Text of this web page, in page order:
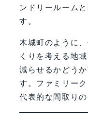
ンドリールーム
す。
木城町のように
くりを考える地
減らせるかどう
す。ファミリー
代表的な間取り